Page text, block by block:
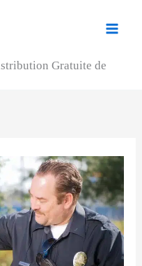
Gratuite de